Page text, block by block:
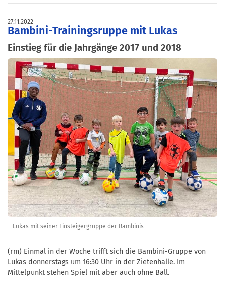
27.11.2022
Bambini-Trainingsruppe mit Lukas
Einstieg für die Jahrgänge 2017 und 2018
Lukas mit seiner Einsteigergruppe der Bambinis
(rm) Einmal in der Woche trifft sich die Bambini-Gruppe von
Lukas donnerstags um 16:30 Uhr in der Zietenhalle. Im
Mittelpunkt stehen Spiel mit aber auch ohne Ball.